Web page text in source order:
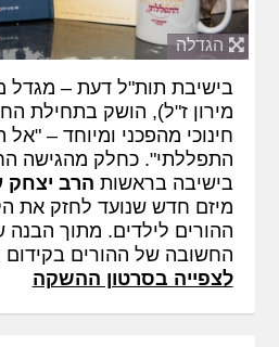
הגדלה
בישיבת תות"ל דעת – מגדל
מירון ז"ל), הושק בתחילת
חינוכי מהפכני ומיוחד – "אל
התפללתי". כחלק מהגישה
בישיבה בראשות הרב יצחק
מיזם חדש שנועד לחזק את
ההורים לילדים. מתוך
החשובה של ההורים בקידום
לצפייה בסרטון ההשקה